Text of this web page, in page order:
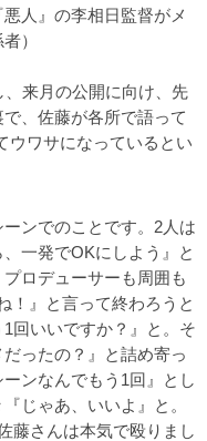
人』の李相日監督がメ
）
来月の公開に向け、先
、佐藤が各所で語って
ウワサになっているとい
ーンでのことです。2人は
一発でOKにしよう』と
ロデューサーも周囲も
！』と言って終わろうと
回いいですか？』と。そ
ったの？』と詰め寄っ
ンなんでもう1回』とし
じゃあ、いいよ』と。
藤さんは本気で殴りまし